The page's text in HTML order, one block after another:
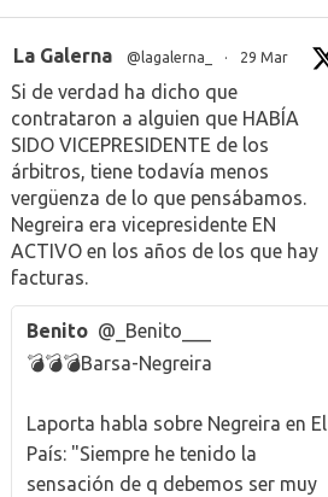
La Galerna @lagalerna_ · 29 Mar
Si de verdad ha dicho que
contrataron a alguien que HABÍA
SIDO VICEPRESIDENTE de los
árbitros, tiene todavía menos
vergüenza de lo que pensábamos.
Negreira era vicepresidente EN
ACTIVO en los años de los que hay
facturas.
Benito @_Benito___
💣💣💣Barsa-Negreira
Laporta habla sobre Negreira en El
País: "Siempre he tenido la
sensación de q debemos ser muy